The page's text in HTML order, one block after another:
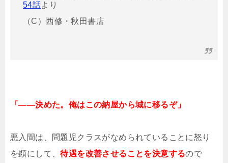
54話より
（C）西修・秋田書店
「――決めた。俺はこの納屋から城に移るぞ」
悪入間は、問題児クラスがなめられていることに怒り
を顕にして、待遇を改善させることを決意するので